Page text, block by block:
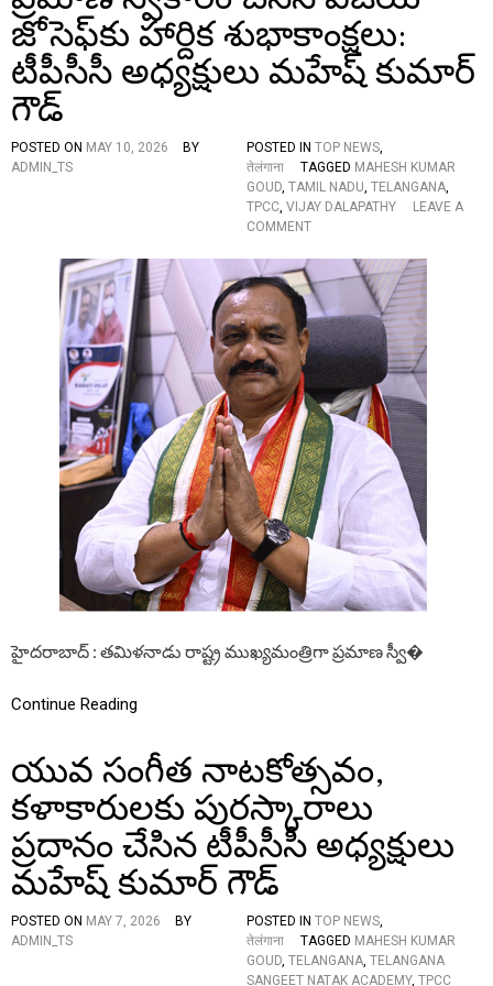
లు
,
మ్మె
ష్
కు
మా
ర్
తా
పం
చ
ద
వం
డి
ఆ
య
న
జీ
వి
త
చ
త్ర
జోసెఫ్‌కు హార్దిక శుభాకాంక్షలు:
టీపీసీసీ అధ్యక్షులు మహేష్ కుమార్
గౌడ్
POSTED ON MAY 10, 2026
BY
ADMIN_TS
POSTED IN TOP NEWS
तेलंगाना
TAGGED MAHESH KUMAR
GOUD TAMIL NADU TELANGANA
TPCC VIJAY DALAPATHY
LEAVE A
COMMENTO
మి
ళ
నా
డు
ము
ఖ్య
మం
త్రి
గా
ప్ర
మా
ణ
స్వీ
కా
చే
సి
జ
కు
హా
ర్ది
క
శు
భా
లు
:
టీ
పీ
హైదరాబాద్ : తమిళనాడు రాష్ట్ర ముఖ్యమంత్రిగా ప్రమాణ స్వీ�
Continue Reading
యువ సంగీత నాటకోత్సవం,
కళాకారులకు పురస్కారాలు
ప్రదానం చేసిన టీపీసీసీ అధ్యక్షులు
మహేష్ కుమార్ గౌడ్
POSTED ON MAY 7, 2026
BY
ADMIN_TS
POSTED IN TOP NEWS
तेलंगाना
TAGGED MAHESH KUMAR
GOUD TELANGANA TELANGANA
SANGEET NATAK ACADEMY, TPCC